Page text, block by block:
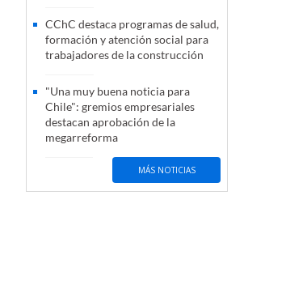
CChC destaca programas de salud,
formación y atención social para
trabajadores de la construcción
"Una muy buena noticia para
Chile": gremios empresariales
destacan aprobación de la
megarreforma
MÁS NOTICIAS